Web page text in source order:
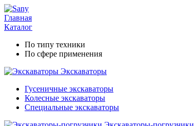
Главная
Каталог
По типу техники
По сфере применения
Экскаваторы
Гусеничные экскаваторы
Колесные экскаваторы
Специальные экскаваторы